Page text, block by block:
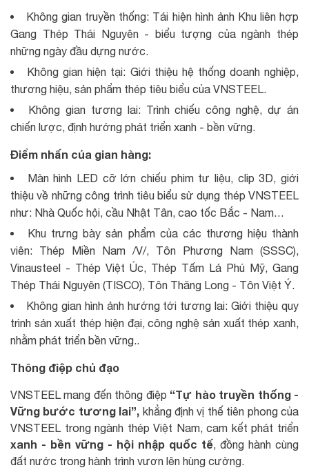
Không gian truyền thống: Tái hiện hình ảnh Khu liên hợp
Gang Thép Thái Nguyên - biểu tượng của ngành thép
những ngày đầu dựng nước.
Không gian hiện tại: Giới thiệu hệ thống doanh nghiệp,
thương hiệu, sản phẩm thép tiêu biểu của VNSTEEL.
Không gian tương lai: Trình chiếu công nghệ, dự án
chiến lược, định hướng phát triển xanh - bền vững.
Điểm nhấn của gian hàng:
Màn hình LED cỡ lớn chiếu phim tư liệu, clip 3D, giới
thiệu về những công trình tiêu biểu sử dụng thép VNSTEEL
như: Nhà Quốc hội, cầu Nhật Tân, cao tốc Bắc - Nam…
Khu trưng bày sản phẩm của các thương hiệu thành
viên: Thép Miền Nam /V/, Tôn Phương Nam (SSSC),
Vinausteel - Thép Việt Úc, Thép Tấm Lá Phú Mỹ, Gang
Thép Thái Nguyên (TISCO), Tôn Thăng Long - Tôn Việt Ý.
Không gian hình ảnh hướng tới tương lai: Giới thiệu quy
trình sản xuất thép hiện đại, công nghệ sản xuất thép xanh,
nhằm phát triển bền vững..
Thông điệp chủ đạo
VNSTEEL mang đến thông điệp “Tự hào truyền thống -
Vững bước tương lai”, khẳng định vị thế tiên phong của
VNSTEEL trong ngành thép Việt Nam, cam kết phát triển
xanh - bền vững - hội nhập quốc tế , đồng hành cùng
đất nước trong hành trình vươn lên hùng cường.